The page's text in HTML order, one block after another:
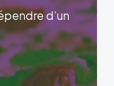
d’un